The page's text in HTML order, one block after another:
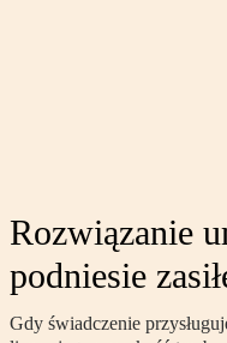
Rozwiązanie
podniesie
Gdy świadczenie